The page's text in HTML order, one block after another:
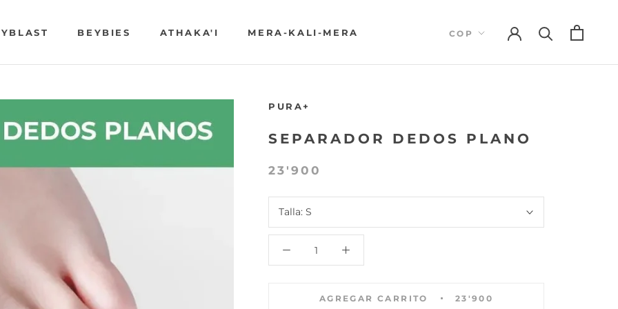
BEYBIES ATHAKA'I MERA-KALI-MERA
PURA+
SEPARADOR DEDOS PLANO
23'900
Talla: S
AGREGAR CARRITO 23'900